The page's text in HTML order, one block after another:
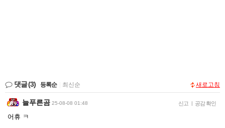
댓글(3) 등록순 최신순 새로고침
늘푸른곰 25-08-08 01:48 신고 | 공감 확인
어휴 ㅋ